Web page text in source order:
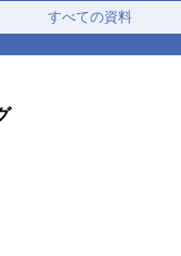
すべての資料